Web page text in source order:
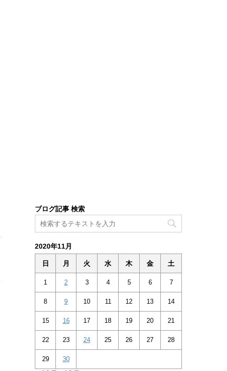
ブログ記事 検索
2020年11月
日 月 火 水 木 金 土
1 2 3 4 5 6 7
8 9 10 11 12 13 14
15 16 17 18 19 20 21
22 23 24 25 26 27 28
29 30